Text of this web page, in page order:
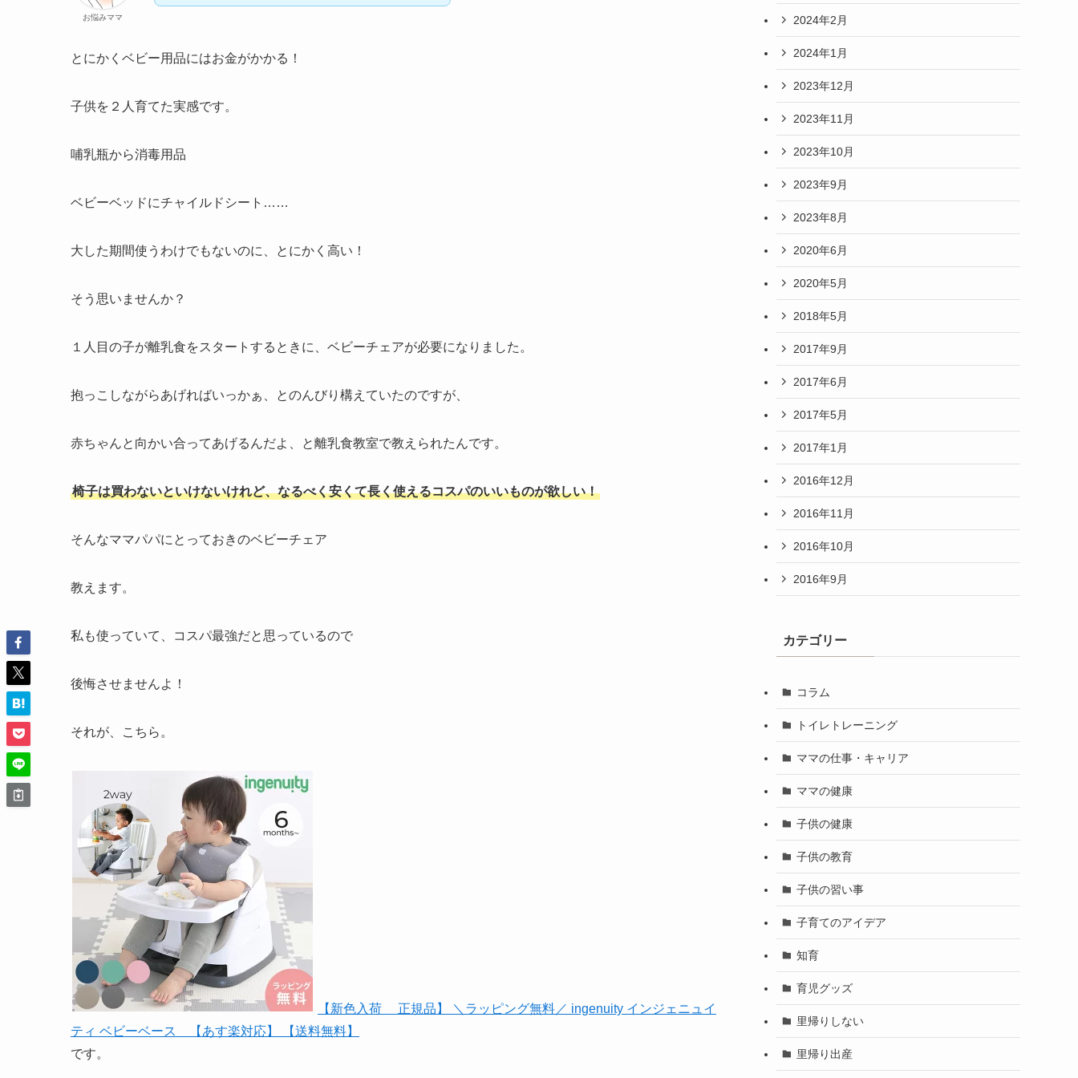
お悩みママ
とにかくベビー用品にはお金がかかる！
子供を２人育てた実感です。
哺乳瓶から消毒用品
ベビーベッドにチャイルドシート……
大した期間使うわけでもないのに、とにかく高い！
そう思いませんか？
１人目の子が離乳食をスタートするときに、ベビーチェアが必要になりました。
抱っこしながらあげればいっかぁ、とのんびり構えていたのですが、
赤ちゃんと向かい合ってあげるんだよ、と離乳食教室で教えられたんです。
椅子は買わないといけないけれど、なるべく安くて長く使えるコスパのいいものが欲しい！
そんなママパパにとっておきのベビーチェア
教えます。
私も使っていて、コスパ最強だと思っているので
後悔させませんよ！
それが、こちら。
【新色入荷 正規品】 ＼ラッピング無料／ ingenuity インジェニュイ
ティ ベビーベース 【あす楽対応】 【送料無料】
です。
2024年2月
2024年1月
2023年12月
2023年11月
2023年10月
2023年9月
2023年8月
2020年6月
2020年5月
2018年5月
2017年9月
2017年6月
2017年5月
2017年1月
2016年12月
2016年11月
2016年10月
2016年9月
カテゴリー
コラム
トイレトレーニング
ママの仕事・キャリア
ママの健康
子供の健康
子供の教育
子供の習い事
子育てのアイデア
知育
育児グッズ
里帰りしない
里帰り出産